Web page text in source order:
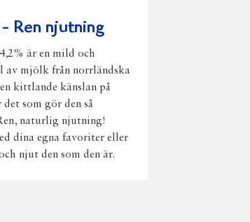
Ren njutning
är en mild och
av mjölk från norrländska
kittlande känslan på
det som gör den så
naturlig njutning!
dina egna favoriter eller
njut den som den är.